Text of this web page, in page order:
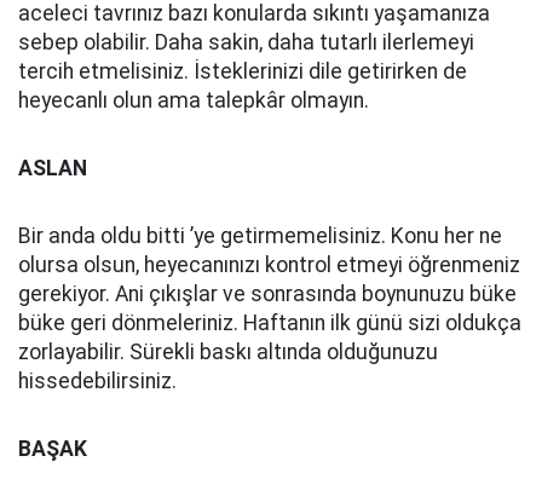
aceleci tavrınız bazı konularda sıkıntı yaşamanıza
sebep olabilir. Daha sakin, daha tutarlı ilerlemeyi
tercih etmelisiniz. İsteklerinizi dile getirirken de
heyecanlı olun ama talepkâr olmayın.
ASLAN
Bir anda oldu bitti ’ye getirmemelisiniz. Konu her ne
olursa olsun, heyecanınızı kontrol etmeyi öğrenmeniz
gerekiyor. Ani çıkışlar ve sonrasında boynunuzu büke
büke geri dönmeleriniz. Haftanın ilk günü sizi oldukça
zorlayabilir. Sürekli baskı altında olduğunuzu
hissedebilirsiniz.
BAŞAK